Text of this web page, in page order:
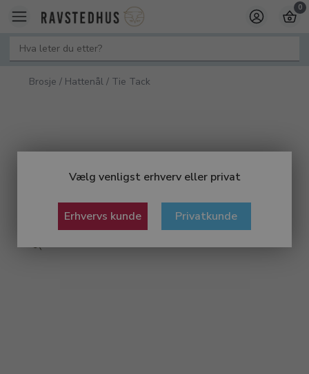
Vælg venligst erhverv eller privat
Erhvervs kunde Privatkunde
0
Brosje / Hattenål / Tie Tack